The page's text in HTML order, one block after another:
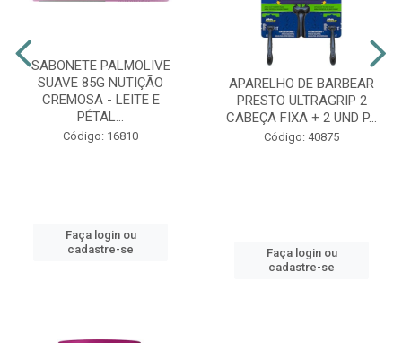
SABONETE PALMOLIVE
SUAVE 85G NUTIÇÃO
CREMOSA - LEITE E
PÉTAL...
Código: 16810
Faça login ou
cadastre-se
APARELHO DE BARBEAR
PRESTO ULTRAGRIP 2
CABEÇA FIXA + 2 UND P...
Código: 40875
Faça login ou
cadastre-se